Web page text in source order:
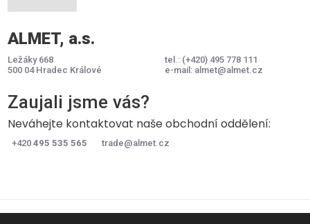
ALMET, a.s.
Ležáky 668
500 04 Hradec Králové
tel.: (+420) 495 778 111
e-mail: almet@almet.cz
Zaujali jsme vás?
Neváhejte kontaktovat naše obchodní oddělení:
+420495 535 565 trade@almet.cz